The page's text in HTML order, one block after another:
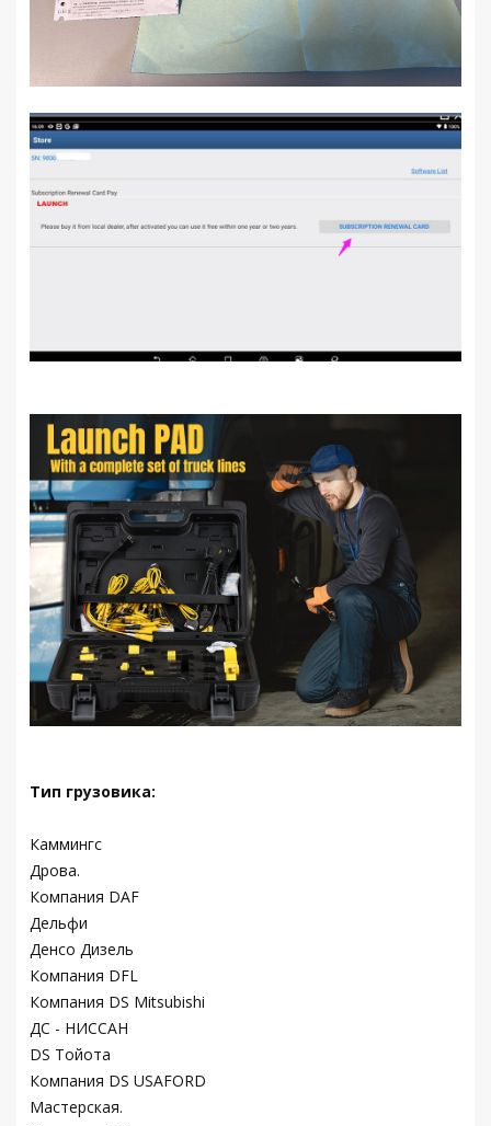
Тип грузовика:
Каммингс
Дрова.
Компания DAF
Дельфи
Денсо Дизель
Компания DFL
Компания DS Mitsubishi
ДС - НИССАН
DS Тойота
Компания DS USAFORD
Мастерская.